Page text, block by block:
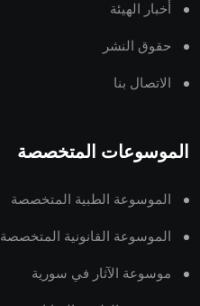
أخبار الهيئة
حقوق النشر
الاتصال بنا
الموسوعات المتخصصة
الموسوعة الطبية المتخصصة
الموسوعة القانونية المتخصصة
موسوعة الآثار في سورية